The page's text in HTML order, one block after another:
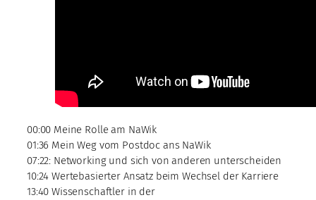
00:00 Meine Rolle am NaWik
01:36 Mein Weg vom Postdoc ans NaWik
07:22: Networking und sich von anderen unterscheiden
10:24 Wertebasierter Ansatz beim Wechsel der Karriere
13:40 Wissenschaftler in der